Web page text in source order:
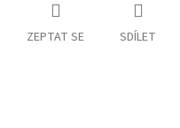
ZEPTAT SE SDÍLET